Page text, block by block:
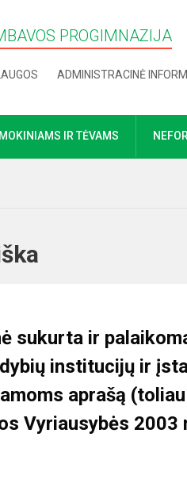
PROGIMNAZIJA
ADMINISTRACINĖ
IR TĖVAMS
sukurta ir
institucijų ir
aprašą
Vyriausybės 2003